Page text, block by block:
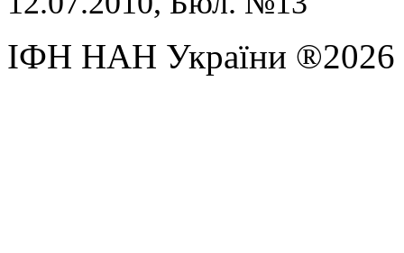
ІФН НАН України ®2026